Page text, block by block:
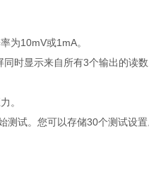
为10mV或1mA。
时显示来自所有3个输出的读数
。
试。您可以存储30个测试设置